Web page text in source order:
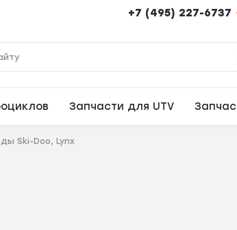
+7 (495) 227-6737
Запчасти для UTV
Ski-Doo, Lynx